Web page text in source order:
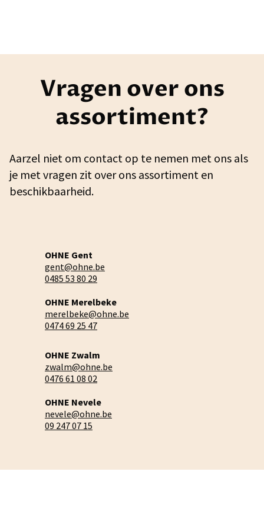
Vragen over ons
assortiment?
Aarzel niet om contact op te nemen met ons als
je met vragen zit over ons assortiment en
beschikbaarheid.
OHNE Gent
gent@ohne.be
0485 53 80 29
OHNE Merelbeke
merelbeke@ohne.be
0474 69 25 47
OHNE Zwalm
zwalm@ohne.be
0476 61 08 02
OHNE Nevele
nevele@ohne.be
09 247 07 15